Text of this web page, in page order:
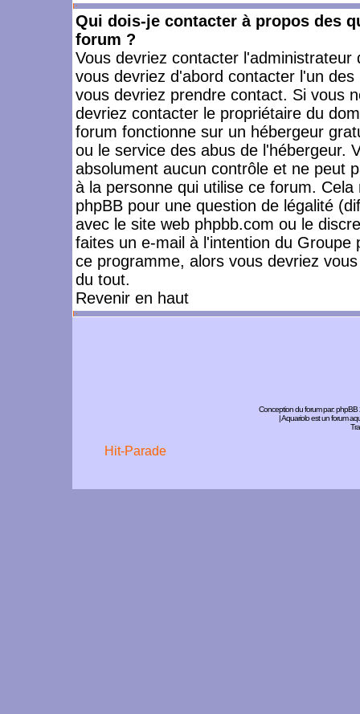
Qui dois-je contacter à propos des
forum ?
Vous devriez contacter
vous devriez d'abord contacter l'un
vous devriez prendre contact. Si vous
devriez contacter le propriétaire du
forum fonctionne sur un hébergeur
ou le service des abus de l'hébergeur.
absolument aucun contrôle et ne peut
à la personne qui utilise ce forum.
phpBB pour une question de légalité
avec le site web phpbb.com ou le
faites un e-mail à l'intention du
ce programme, alors vous devriez
du tout.
Revenir en haut
Conception du forum par:phpBB
| Aquariolo est un forum